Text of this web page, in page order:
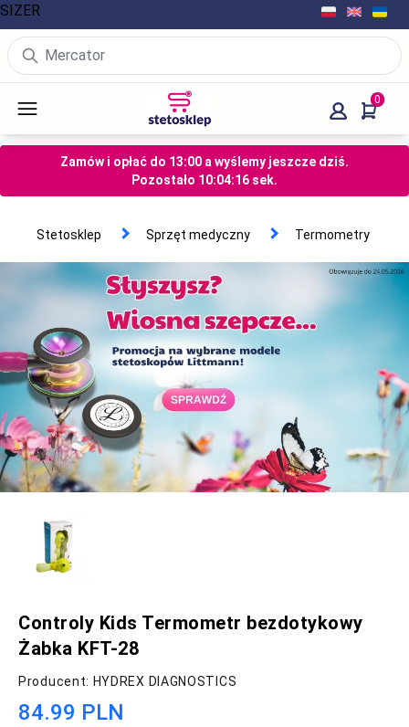
0
Zamów i opłać do 13:00 a wyślemy jeszcze dziś.
Pozostało 10:04:16 sek.
Stetosklep Sprzęt medyczny Termometry
Controly Kids Termometr bezdotykowy
Żabka KFT-28
Producent: HYDREX DIAGNOSTICS
84.99 PLN
SIZER